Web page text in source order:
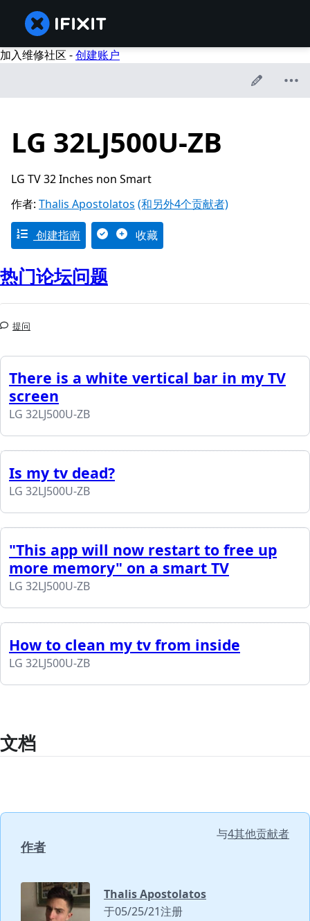
加入维修社区 -创建账户
LG 32LJ500U-ZB
LG TV 32 Inches non Smart
作者: Thalis Apostolatos (和另外4个贡献者)
创建指南 收藏
热门论坛问题
提问
There is a white vertical bar in my TV
screen
LG 32LJ500U-ZB
Is my tv dead?
LG 32LJ500U-ZB
"This app will now restart to free up
more memory" on a smart TV
LG 32LJ500U-ZB
How to clean my tv from inside
LG 32LJ500U-ZB
文档
作者
与4其他贡献者
Thalis Apostolatos
于05/25/21注册